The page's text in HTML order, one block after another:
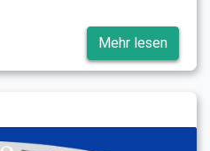
Mehr lesen